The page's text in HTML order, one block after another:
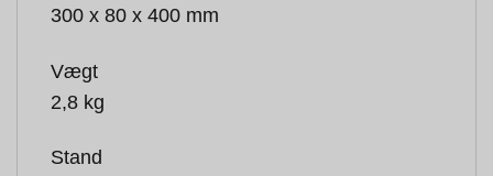
300 x 80 x 400 mm
Vægt
2,8 kg
Stand